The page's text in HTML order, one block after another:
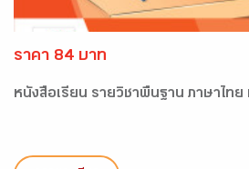
ราคา 84 บาท
หนังสือเรียน รายวิชาพื้นฐาน ภาษาไทย